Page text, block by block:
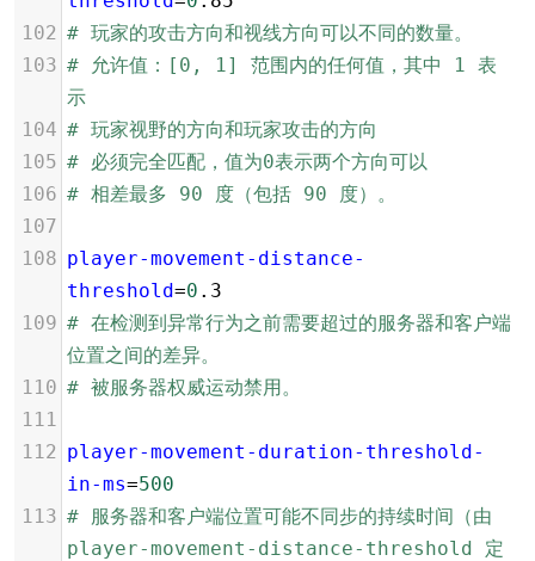
102 # 玩家的攻击方向和视线方向可以不同的数量。
103 # 允许值：[0, 1] 范围内的任何值，其中 1 表
示
104 # 玩家视野的方向和玩家攻击的方向
105 # 必须完全匹配，值为0表示两个方向可以
106 # 相差最多 90 度（包括 90 度）。
107
108 player-movement-distance-
threshold=0 .3
109 # 在检测到异常行为之前需要超过的服务器和客户端
位置之间的差异。
110 # 被服务器权威运动禁用。
111
112 player-movement-duration-threshold-
in-ms=500
113 # 服务器和客户端位置可能不同步的持续时间（由
player-movement-distance-threshold 定